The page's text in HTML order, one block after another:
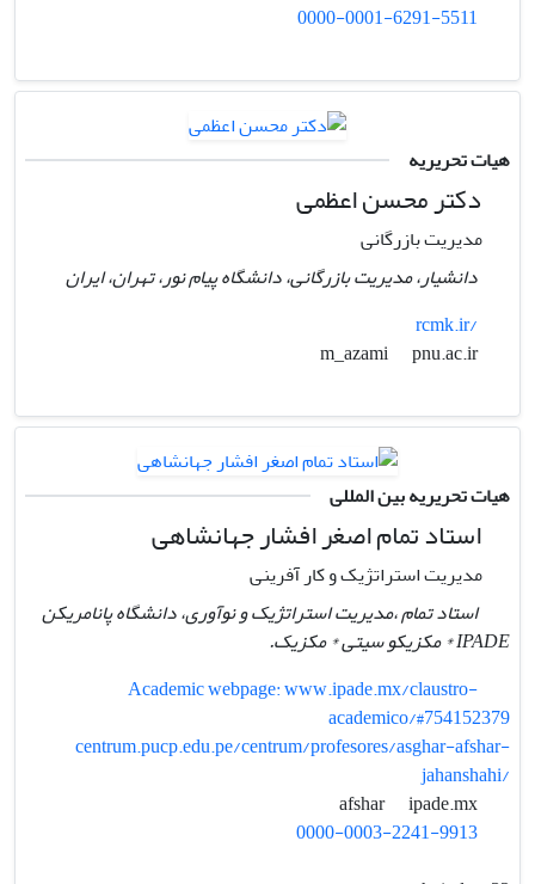
0000-0001-6291-5511
هیات تحریریه
دکتر محسن اعظمی
مدیریت بازرگانی
دانشیار، مدیریت بازرگانی، دانشگاه پیام نور، تهران، ایران
rcmk.ir/
m_azami
pnu.ac.ir
هیات تحریریه بین المللی
استاد تمام اصغر افشار جهانشاهی
مدیریت استراتژیک و کار آفرینی
استاد تمام ،مدیریت استراتژیک و نوآوری، دانشگاه پانامریکن
IPADE * مکزیکو سیتی * مکزیک.
Academic webpage: www.ipade.mx/claustro-
academico/#754152379
centrum.pucp.edu.pe/centrum/profesores/asghar-afshar-
jahanshahi/
ipade.mx
0000-0003-2241-9913